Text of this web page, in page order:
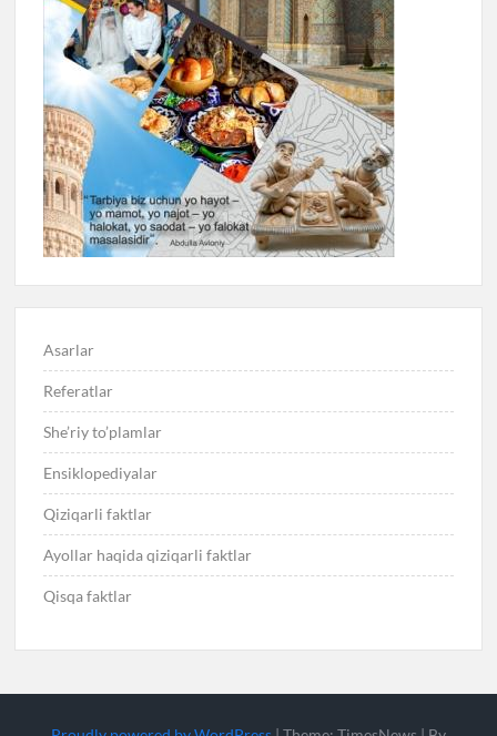
Asarlar
Referatlar
She’riy to’plamlar
Ensiklopediyalar
Qiziqarli faktlar
Ayollar haqida qiziqarli faktlar
Qisqa faktlar